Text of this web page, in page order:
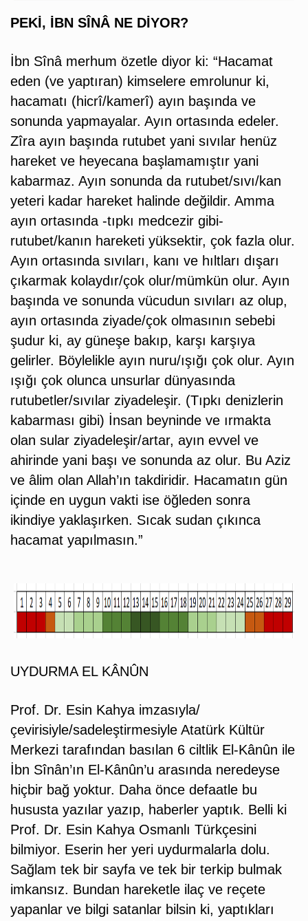
PEKİ, İBN SÎNÂ NE DİYOR?
İbn Sînâ merhum özetle diyor ki: “Hacamat
eden (ve yaptıran) kimselere emrolunur ki,
hacamatı (hicrî/kamerî) ayın başında ve
sonunda yapmayalar. Ayın ortasında edeler.
Zîra ayın başında rutubet yani sıvılar henüz
hareket ve heyecana başlamamıştır yani
kabarmaz. Ayın sonunda da rutubet/sıvı/kan
yeteri kadar hareket halinde değildir. Amma
ayın ortasında -tıpkı medcezir gibi-
rutubet/kanın hareketi yüksektir, çok fazla olur.
Ayın ortasında sıvıları, kanı ve hıltları dışarı
çıkarmak kolaydır/çok olur/mümkün olur. Ayın
başında ve sonunda vücudun sıvıları az olup,
ayın ortasında ziyade/çok olmasının sebebi
şudur ki, ay güneşe bakıp, karşı karşıya
gelirler. Böylelikle ayın nuru/ışığı çok olur. Ayın
ışığı çok olunca unsurlar dünyasında
rutubetler/sıvılar ziyadeleşir. (Tıpkı denizlerin
kabarması gibi) İnsan beyninde ve ırmakta
olan sular ziyadeleşir/artar, ayın evvel ve
ahirinde yani başı ve sonunda az olur. Bu Aziz
ve âlim olan Allah’ın takdiridir. Hacamatın gün
içinde en uygun vakti ise öğleden sonra
ikindiye yaklaşırken. Sıcak sudan çıkınca
hacamat yapılmasın.”
UYDURMA EL KÂNÛN
Prof. Dr. Esin Kahya imzasıyla/
çevirisiyle/sadeleştirmesiyle Atatürk Kültür
Merkezi tarafından basılan 6 ciltlik El-Kânûn ile
İbn Sînân’ın El-Kânûn’u arasında neredeyse
hiçbir bağ yoktur. Daha önce defaatle bu
hususta yazılar yazıp, haberler yaptık. Belli ki
Prof. Dr. Esin Kahya Osmanlı Türkçesini
bilmiyor. Eserin her yeri uydurmalarla dolu.
Sağlam tek bir sayfa ve tek bir terkip bulmak
imkansız. Bundan hareketle ilaç ve reçete
yapanlar ve bilgi satanlar bilsin ki, yaptıkları